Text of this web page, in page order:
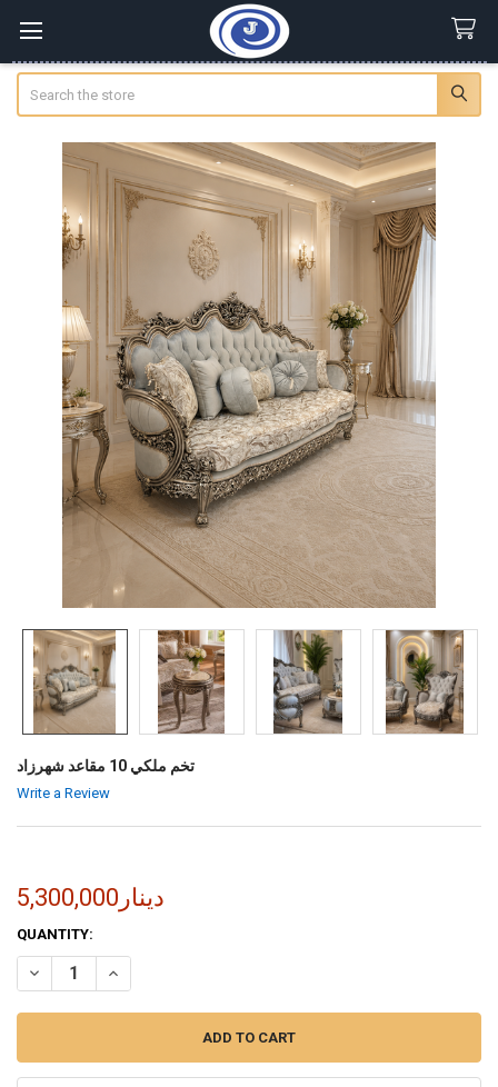
تخم ملكي 10 مقاعد شهرزاد
Write a Review
5,300,000دينار
CURRENT
STOCK:
QUANTITY: